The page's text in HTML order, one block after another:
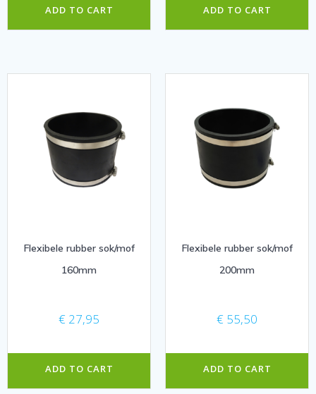
ADD TO CART ADD TO CART
Flexibele rubber sok/mof
160mm
€ 27,95
ADD TO CART
Flexibele rubber sok/mof
200mm
€ 55,50
ADD TO CART